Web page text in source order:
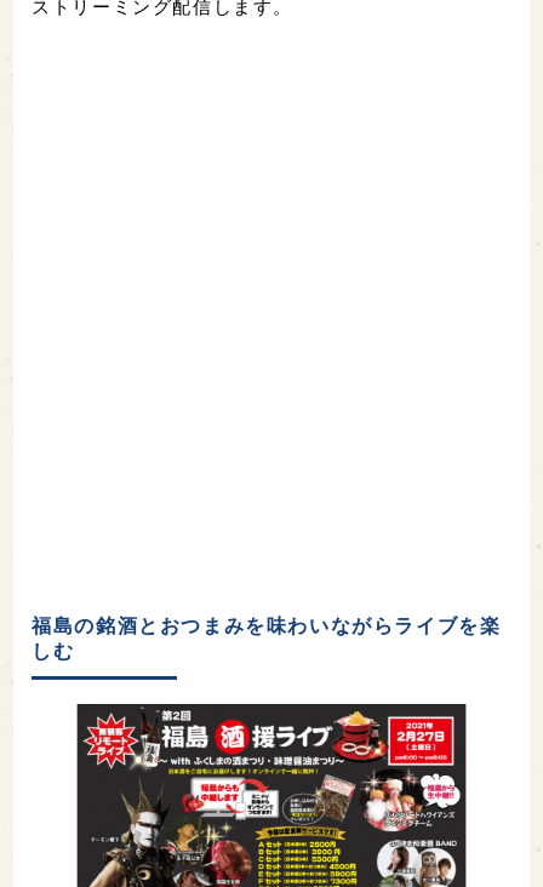
ストリーミング配信します。
福島の銘酒とおつまみを味わいながらライブを楽
しむ